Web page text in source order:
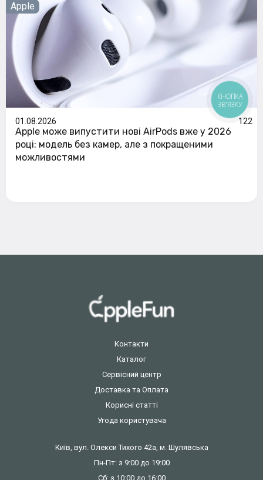
Apple
01.08.2026 122
Apple може випустити нові AirPods вже у 2026
році: модель без камер, але з покращеними
можливостями
Контакти
Каталог
Сервісний центр
Доставка та Оплата
Корисні статті
Угода користувача
Київ, вул. Олекси Тихого 42а, м. Шулявська
Пн-Пт: з 9:00 до 19:00
Сб: з 10:00 до 16:00
КНОПКА
ЗВ'ЯЗКУ